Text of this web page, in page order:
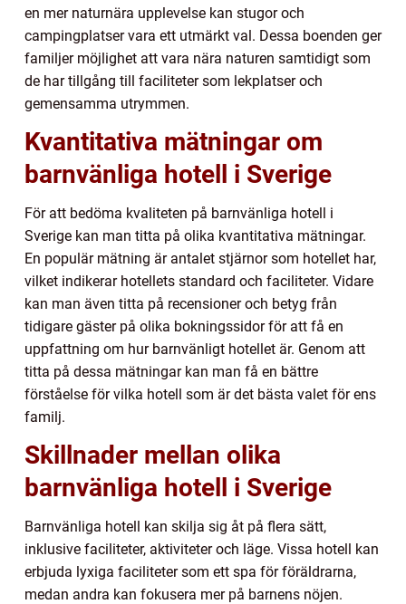
en mer naturnära upplevelse kan stugor och
campingplatser vara ett utmärkt val. Dessa boenden ger
familjer möjlighet att vara nära naturen samtidigt som
de har tillgång till faciliteter som lekplatser och
gemensamma utrymmen.
Kvantitativa mätningar om
barnvänliga hotell i Sverige
För att bedöma kvaliteten på barnvänliga hotell i
Sverige kan man titta på olika kvantitativa mätningar.
En populär mätning är antalet stjärnor som hotellet har,
vilket indikerar hotellets standard och faciliteter. Vidare
kan man även titta på recensioner och betyg från
tidigare gäster på olika bokningssidor för att få en
uppfattning om hur barnvänligt hotellet är. Genom att
titta på dessa mätningar kan man få en bättre
förståelse för vilka hotell som är det bästa valet för ens
familj.
Skillnader mellan olika
barnvänliga hotell i Sverige
Barnvänliga hotell kan skilja sig åt på flera sätt,
inklusive faciliteter, aktiviteter och läge. Vissa hotell kan
erbjuda lyxiga faciliteter som ett spa för föräldrarna,
medan andra kan fokusera mer på barnens nöjen.